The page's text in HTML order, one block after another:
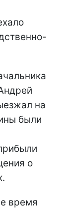
на
были
о
время